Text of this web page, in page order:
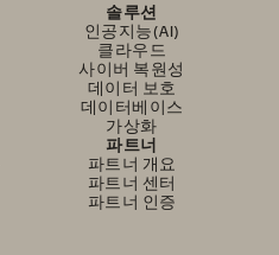
솔루션
인공지능(AI)
클라우드
사이버 복원성
데이터 보호
데이터베이스
가상화
파트너
파트너 개요
파트너 센터
파트너 인증